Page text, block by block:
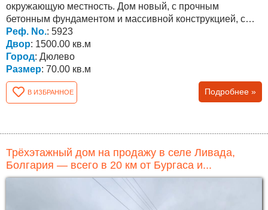
окружающую местность. Дом новый, с прочным
бетонным фундаментом и массивной конструкцией, с
бетонным...
Реф. No.: 5923
Двор: 1500.00 кв.м
Город: Дюлево
Размер: 70.00 кв.м
В ИЗБРАННОЕ Подробнее »
Трёхэтажный дом на продажу в селе Ливада,
Болгария — всего в 20 км от Бургаса и...